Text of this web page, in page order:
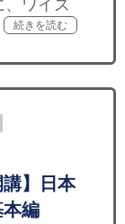
、ワイズ
続きを読む
講】日本
編